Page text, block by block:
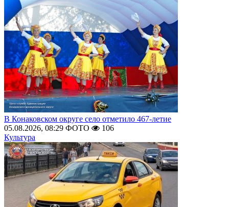
В Конаковском округе село отметило 467-летие
05.08.2026, 08:29 ФОТО
106
Культура